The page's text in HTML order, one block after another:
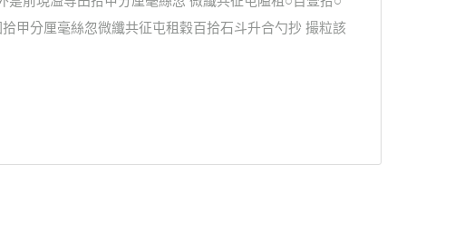
甲分厘毫絲忽微纖共征屯租穀百拾石斗升合勺抄 撮粒該